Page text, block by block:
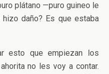
plátano —puro guineo le
daño? Es que estaba
esto que empiezan los
no les voy a contar.